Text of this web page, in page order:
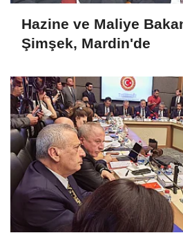
Hazine ve Maliye
Şimşek, Mardin'de